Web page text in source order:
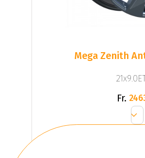
Mega Zenith
Fr.